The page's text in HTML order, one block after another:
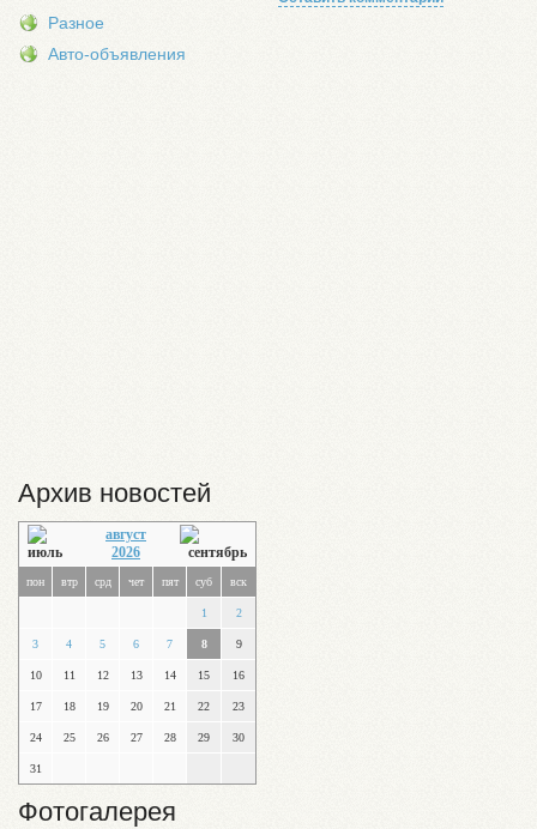
Разное
Авто-объявления
Архив новостей
август
2026
пон втр срд чет пят суб вск
1 2
3 4 5 6 7 8 9
10 11 12 13 14 15 16
17 18 19 20 21 22 23
24 25 26 27 28 29 30
31
Фотогалерея